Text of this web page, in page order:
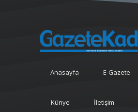
Anasayfa E-Gazete
Künye İletişim